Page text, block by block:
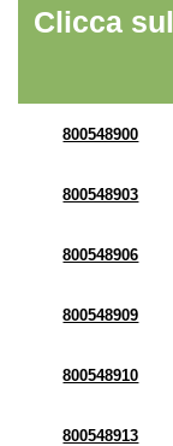
Clicca
800548900
800548903
800548906
800548909
800548910
800548913